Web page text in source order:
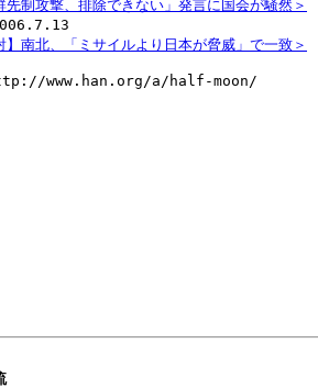
先制攻撃、排除できない」発言に国会が騒然＞
】南北、「ミサイルより日本が脅威」で一致＞
www.han.org/a/half-moon/